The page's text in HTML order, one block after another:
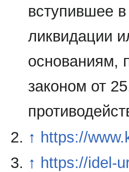
вступившее
ликвидации
основаниям,
законом от
↑ https://
↑ https://idel-